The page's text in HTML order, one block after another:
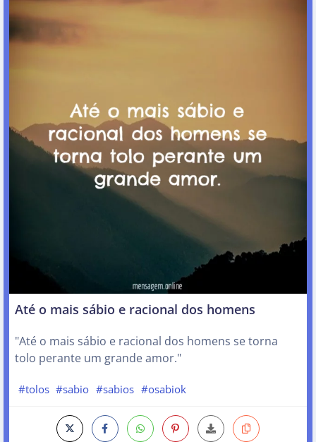
Até o mais sábio e racional dos homens
"Até o mais sábio e racional dos homens se torna
tolo perante um grande amor."
#tolos #sabio #sabios #osabiok